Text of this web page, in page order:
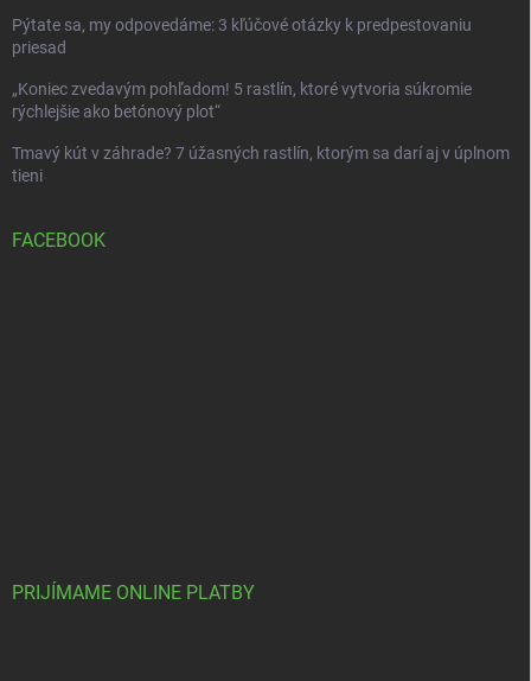
Pýtate sa, my odpovedáme: 3 kľúčové otázky k predpestovaniu
priesad
„Koniec zvedavým pohľadom! 5 rastlín, ktoré vytvoria súkromie
rýchlejšie ako betónový plot“
Tmavý kút v záhrade? 7 úžasných rastlín, ktorým sa darí aj v úplnom
tieni
FACEBOOK
PRIJÍMAME ONLINE PLATBY